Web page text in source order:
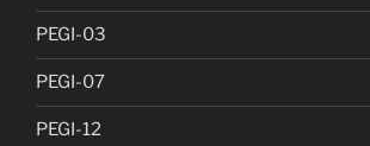
PEGI-03
PEGI-07
PEGI-12